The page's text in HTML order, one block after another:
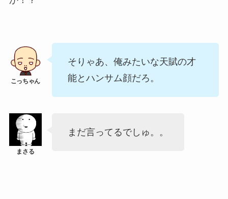
そりゃあ、俺みたいな天賦の才
能とハンサム顔だろ。
まだ言ってるでしゅ。。